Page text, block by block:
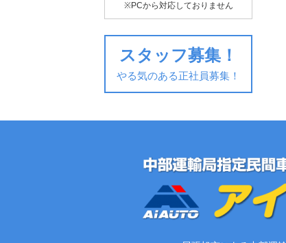
※PCから対応しておりません
スタッフ募集！
やる気のある正社員募集！